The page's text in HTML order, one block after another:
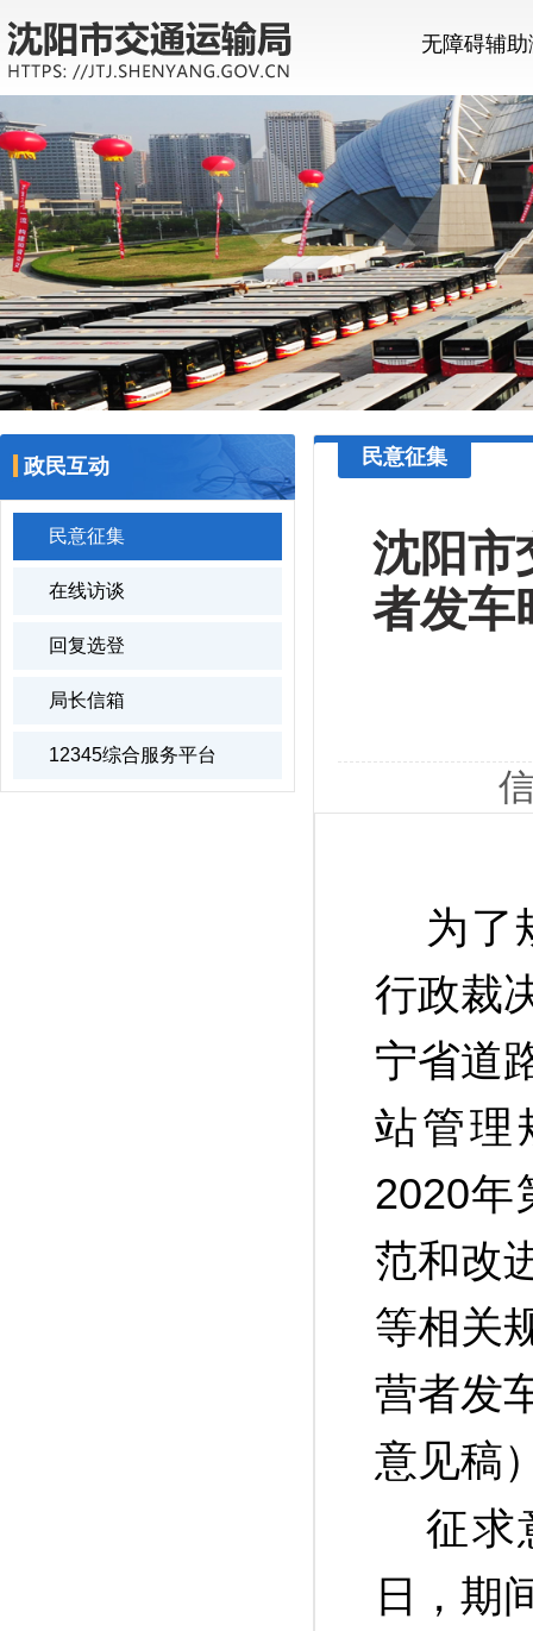
无障碍辅
政民互动
民意征集
在线访谈
回复选登
局长信箱
12345综合服务平台
民意征集
沈阳市
者发车
为了
行政裁
宁省道
站管理
2020年
范和改
等相关
营者发
意见稿
征求
日，期